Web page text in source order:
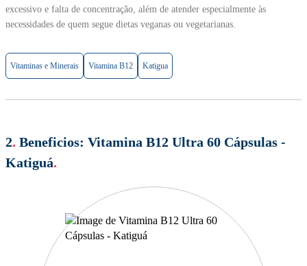
excessivo e falta de concentração, além de atender especialmente às
necessidades de quem segue dietas veganas ou vegetarianas.
Vitaminas e Minerais Vitamina B12 Katigua
2. Beneficios: Vitamina B12 Ultra 60 Cápsulas -
Katiguá.